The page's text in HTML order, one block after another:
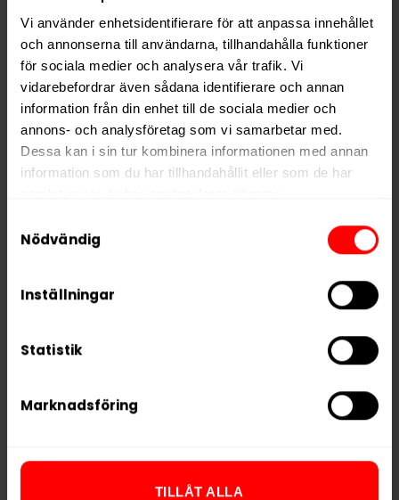
Vi använder enhetsidentifierare för att anpassa innehållet
och annonserna till användarna, tillhandahålla funktioner
för sociala medier och analysera vår trafik. Vi
vidarebefordrar även sådana identifierare och annan
information från din enhet till de sociala medier och
annons- och analysföretag som vi samarbetar med.
Dessa kan i sin tur kombinera informationen med annan
information som du har tillhandahållit eller som de har
We work with
who may receive and
Nödvändig
Inställningar
Statistik
Marknadsföring
TILLÅT ALLA
med enny, mer miljövänlig designsom
använder 13% mindre plast och tar mindre plats i
fickan. Samtidigt är både antalet prillor och den
moderna stjärnläggningen oförändrade.
Hitta alla produkter frånGöteborgs Rapé
PRODUKTINFORMATION
Smak
Styrka